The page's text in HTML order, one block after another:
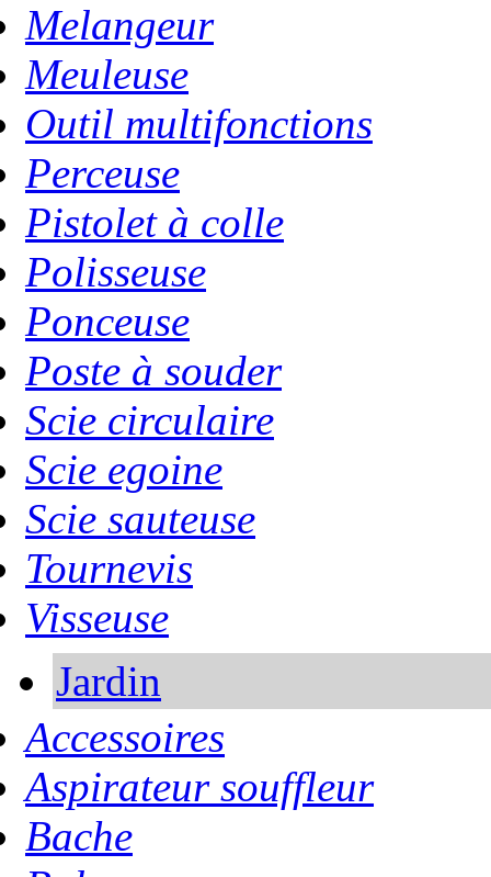
Melangeur
Meuleuse
Outil multifonctions
Perceuse
Pistolet à colle
Polisseuse
Ponceuse
Poste à souder
Scie circulaire
Scie egoine
Scie sauteuse
Tournevis
Visseuse
Jardin
Accessoires
Aspirateur souffleur
Bache